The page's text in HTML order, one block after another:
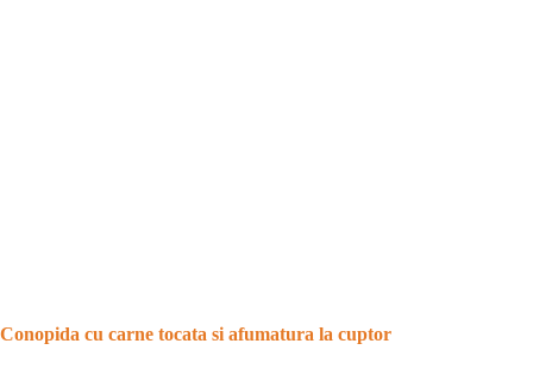
Conopida cu carne tocata si afumatura la cuptor